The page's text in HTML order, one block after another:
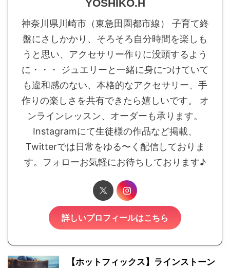
YOSHIKO.H
神奈川県川崎市（東急田園都市線） 子育て終
盤にさしかかり、そろそろ自分時間を楽しも
うと思い、アクセサリー作りに没頭するよう
に・・・ ジュエリーと一緒に身につけていて
も違和感のない、本格的なアクセサリー、手
作りの楽しさを共有できたら嬉しいです。 オ
ンラインレッスン、オーダーも承ります。
Instagramにて生徒様の作品など掲載、
Twitterでは日常をゆる〜く配信しておりま
す。フォローお気軽にお待ちしております♪
詳しいプロフィールはこちら
【ホットフィックス】ラインストーン